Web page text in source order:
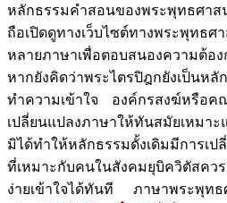
หลักธรรมคำสอนของพระพุทธศา
ถือเปิดดูทางเว็บไซต์ทางพระพุทธ
หลายภาษาเพื่อตอบสนองความต้อง
หากยังคิดว่าพระไตรปิฎกยังเป็นหลั
ทำความเข้าใจ องค์กรสงฆ์หรือค
เปลี่ยนแปลงภาษาให้ทันสมัยเหมา
มิได้ทำให้หลักธรรมดั้งเดิมมีการเ
ที่เหมาะกับคนในสังคมยุบิควิตัสค
ง่ายเข้าใจได้ทันที ภาษาพระพุทธ